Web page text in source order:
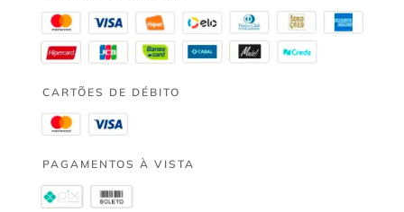
CARTÕES DE DÉBITO
PAGAMENTOS À VISTA